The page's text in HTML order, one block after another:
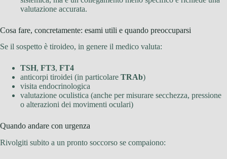
valutazione accurata.
Cosa fare, concretamente: esami utili e quando preoccuparsi
Se il sospetto è tiroideo, in genere il medico valuta:
TSH, FT3, FT4
anticorpi tiroidei (in particolare TRAb)
visita endocrinologica
valutazione oculistica (anche per misurare secchezza, pressione
o alterazioni dei movimenti oculari)
Quando andare con urgenza
Rivolgiti subito a un pronto soccorso se compaiono: